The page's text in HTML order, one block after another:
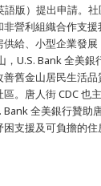
會
讓
各
全
慶
祝
新
年。
版）提出申請。社
營利組織合作支
給、小型企業發展
，U.S. Bank 全美銀
舊金山居民生活
。唐人街 CDC 也
全美銀行贊助
支援及可負擔的住